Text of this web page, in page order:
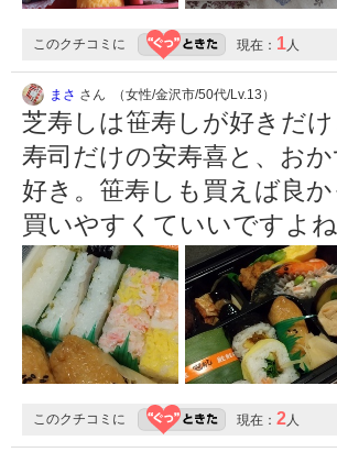
このクチコミに 現在： 1人
まさ さん （女性/金沢市/50代/Lv.13）
芝寿しは笹寿しが好きだ
寿司だけの安寿喜と、お
好き。笹寿しも買えば良
買いやすくていいですよね
このクチコミに 現在： 2人